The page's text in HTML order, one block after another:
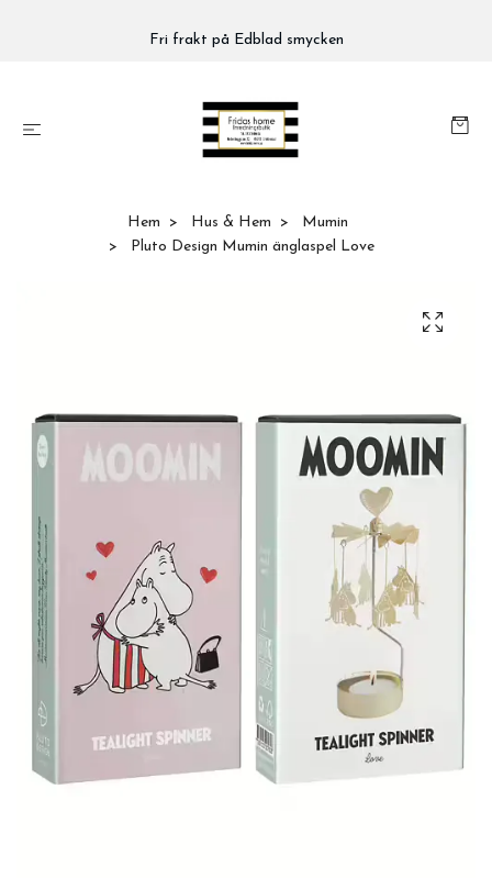
Fri frakt på Edblad smycken
Hem Hus & Hem
Mumin
Pluto Design Mumin änglaspel Love